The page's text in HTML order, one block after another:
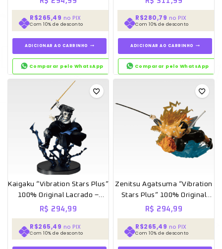
R$265,49 no PIX
Com 10% de desconto
ADICIONAR AO CARRINHO
Comparar pelo WhatsApp
R$280,79 no PIX
Com 10% de desconto
ADICIONAR AO CARRINHO
Comparar pelo WhatsApp
Kaigaku “Vibration Stars Plus”
100% Original Lacrado –
Banpresto
R$ 294,99
R$265,49 no PIX
Com 10% de desconto
Zenitsu Agatsuma “Vibration
Stars Plus” 100% Original
Lacrado – Banpresto
R$ 294,99
R$265,49 no PIX
Com 10% de desconto